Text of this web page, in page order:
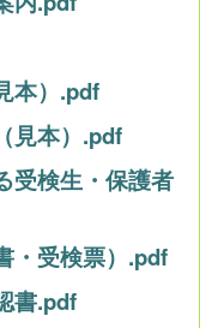
本）.pdf
見本）.pdf
受検生・保護者
・受検票）.pdf
書.pdf